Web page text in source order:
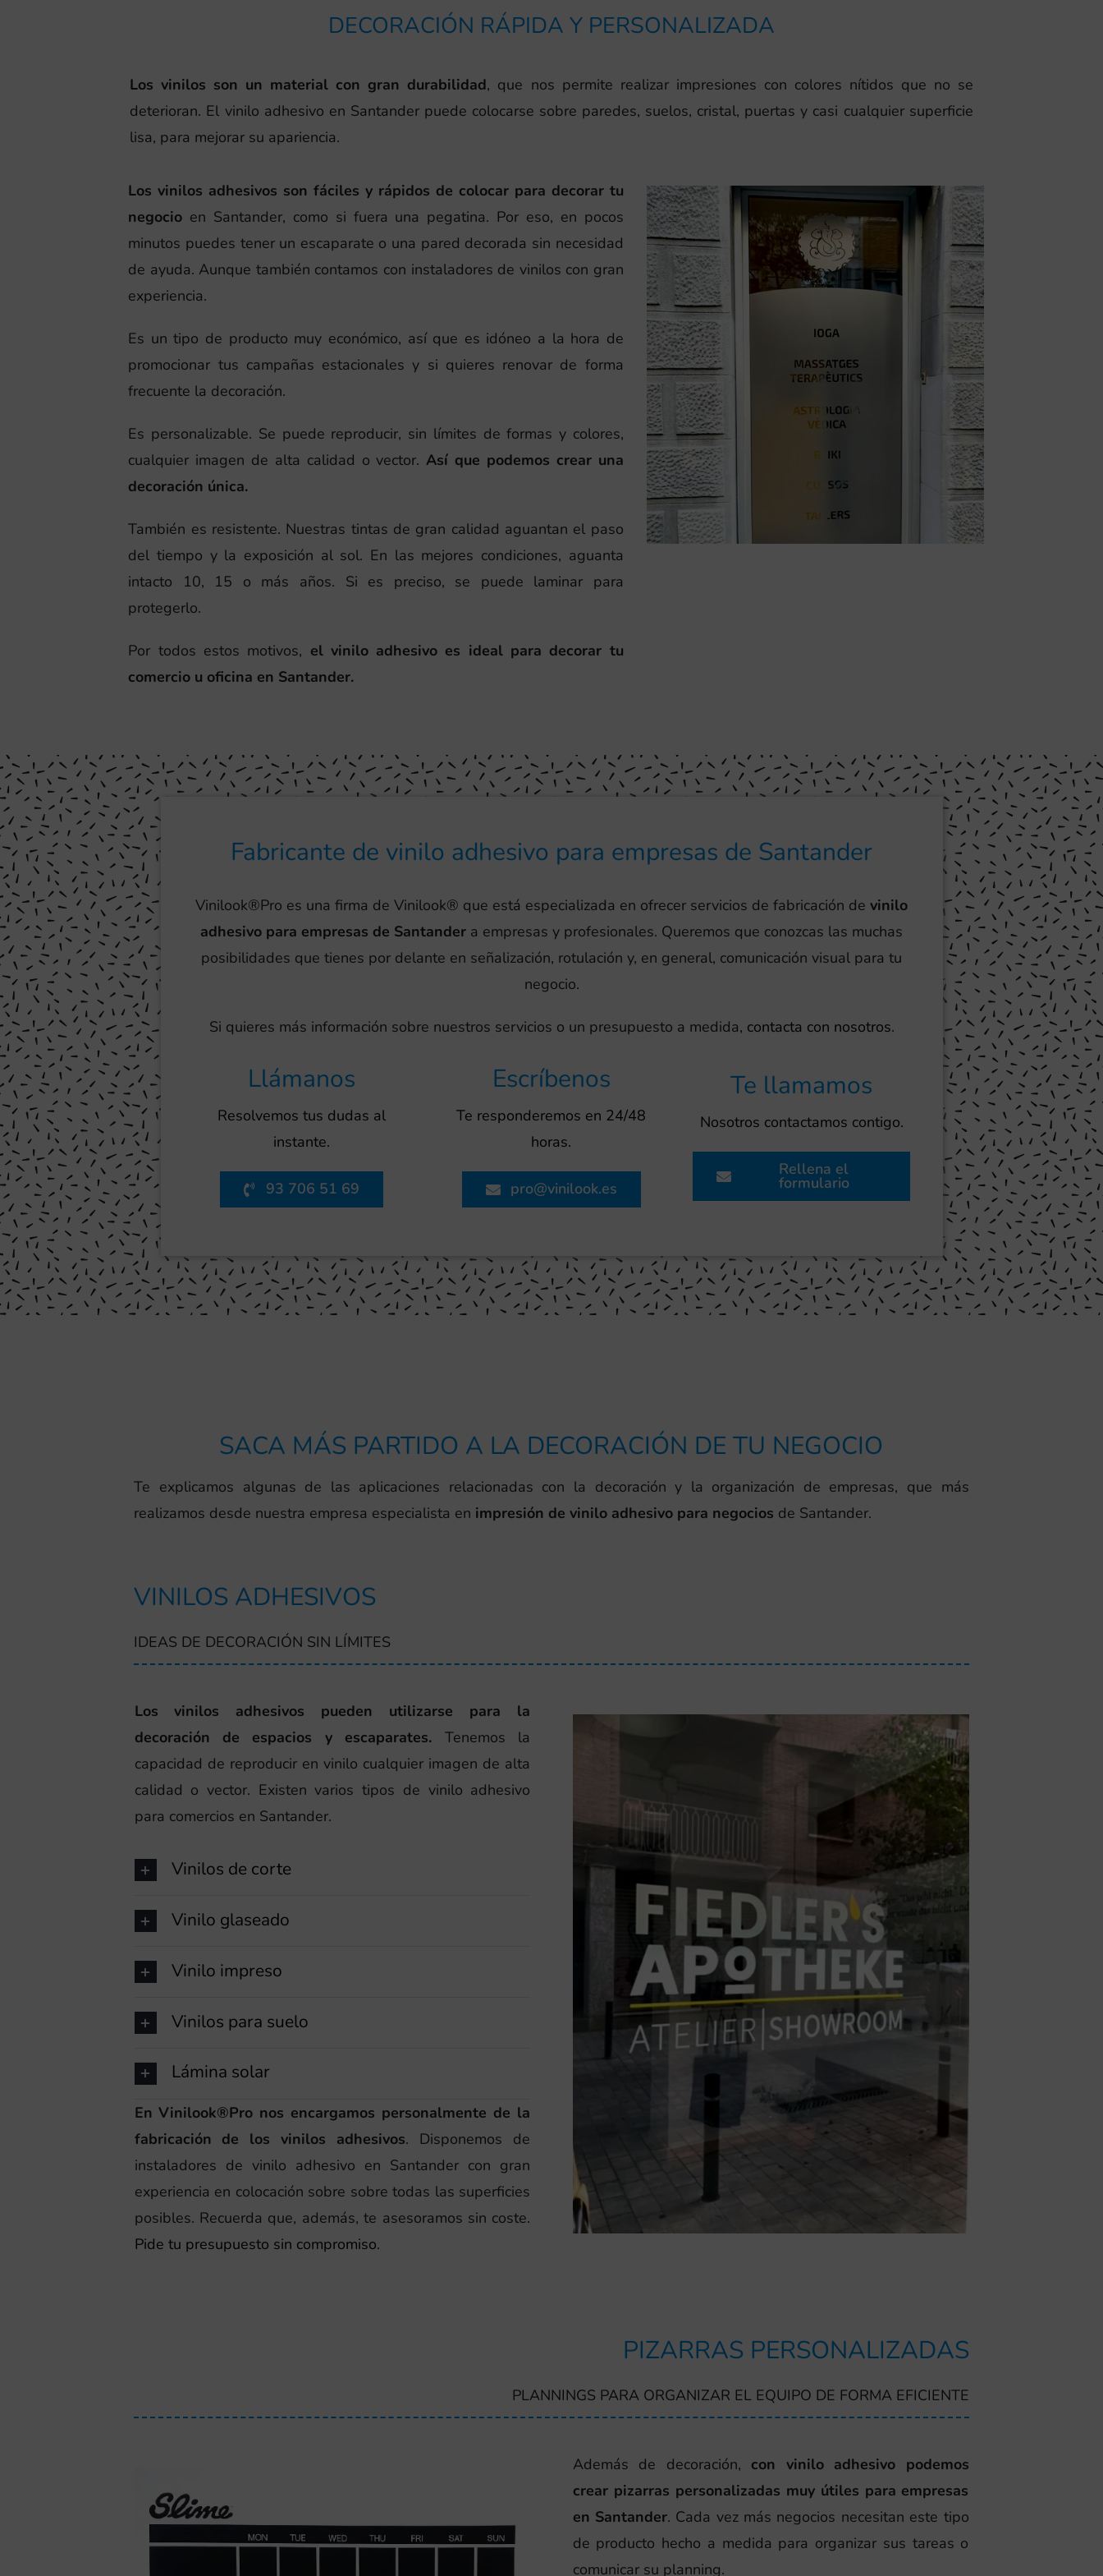
DECORACIÓN RÁPIDA Y PERSONALIZADA
Los vinilos son un material con gran durabilidad, que nos permite realizar impresiones con colores nítidos que no se
deterioran. El vinilo adhesivo en Santander puede colocarse sobre paredes, suelos, cristal, puertas y casi cualquier superficie
lisa, para mejorar su apariencia.
Los vinilos adhesivos son fáciles y rápidos de colocar para decorar tu
negocio en Santander, como si fuera una pegatina. Por eso, en pocos
minutos puedes tener un escaparate o una pared decorada sin necesidad
de ayuda. Aunque también contamos con instaladores de vinilos con gran
experiencia.
Es un tipo de producto muy económico, así que es idóneo a la hora de
promocionar tus campañas estacionales y si quieres renovar de forma
frecuente la decoración.
Es personalizable. Se puede reproducir, sin límites de formas y colores,
cualquier imagen de alta calidad o vector.Así que podemos crear una
decoración única.
También es resistente. Nuestras tintas de gran calidad aguantan el paso
del tiempo y la exposición al sol. En las mejores condiciones, aguanta
intacto 10, 15 o más años. Si es preciso, se puede laminar para
protegerlo.
Por todos estos motivos, el vinilo adhesivo es ideal para decorar tu
comercio u oficina en Santander.
Fabricante de vinilo adhesivo para empresas de Santander
Vinilook®Pro es una firma de Vinilook® que está especializada en ofrecer servicios de fabricación de vinilo
adhesivo para empresas de Santander a empresas y profesionales. Queremos que conozcas las muchas
posibilidades que tienes por delante en señalización, rotulación y, en general, comunicación visual para tu
negocio.
Si quieres más información sobre nuestros servicios o un presupuesto a medida, contacta con nosotros.
Llámanos
Resolvemos tus dudas al
instante.
93 706 51 69
Escríbenos
Te responderemos en 24/48
horas.
pro@vinilook.es
Te llamamos
Nosotros contactamos contigo.
Rellena el
formulario
SACA MÁS PARTIDO A LA DECORACIÓN DE TU NEGOCIO
Te explicamos algunas de las aplicaciones relacionadas con la decoración y la organización de empresas, que más
realizamos desde nuestra empresa especialista en impresión de vinilo adhesivo para negocios de Santander.
VINILOS ADHESIVOS
IDEAS DE DECORACIÓN SIN LÍMITES
Los vinilos adhesivos pueden utilizarse para la
decoración de espacios y escaparates. Tenemos la
capacidad de reproducir en vinilo cualquier imagen de alta
calidad o vector. Existen varios tipos de vinilo adhesivo
para comercios en Santander.
Vinilos de corte
Vinilo glaseado
Vinilo impreso
Vinilos para suelo
Lámina solar
En Vinilook®Pro nos encargamos personalmente de la
fabricación de los vinilos adhesivos. Disponemos de
instaladores de vinilo adhesivo en Santander con gran
experiencia en colocación sobre sobre todas las superficies
posibles. Recuerda que, además, te asesoramos sin coste.
Pide tu presupuesto sin compromiso.
PIZARRAS PERSONALIZADAS
PLANNINGS PARA ORGANIZAR EL EQUIPO DE FORMA EFICIENTE
Además de decoración, con vinilo adhesivo podemos
crear pizarras personalizadas muy útiles para empresas
en Santander. Cada vez más negocios necesitan este tipo
de producto hecho a medida para organizar sus tareas o
comunicar su planning.